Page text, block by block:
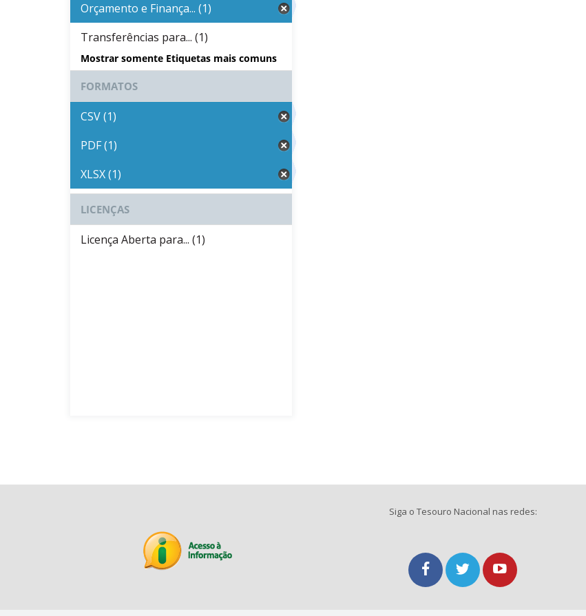
Orçamento e Finança... (1)
Transferências para... (1)
Mostrar somente Etiquetas mais comuns
FORMATOS
CSV (1)
PDF (1)
XLSX (1)
LICENÇAS
Licença Aberta para... (1)
Siga o Tesouro Nacional nas redes: